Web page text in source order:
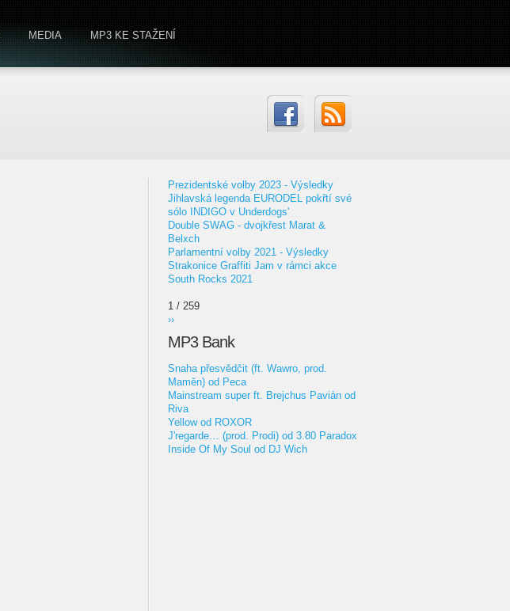
MEDIA MP3 KE STAŽENÍ
Prezidentské volby 2023 - Výsledky
Jihlavská legenda EURODEL pokřtí své
sólo INDIGO v Underdogs'
Double SWAG - dvojkřest Marat &
Belxch
Parlamentní volby 2021 - Výsledky
Strakonice Graffiti Jam v rámci akce
South Rocks 2021
1 / 259
››
MP3 Bank
Snaha přesvědčit (ft. Wawro, prod.
Maměn) od Peca
Mainstream super ft. Brejchus Pavián od
Riva
Yellow od ROXOR
J'regarde… (prod. Prodi) od 3.80 Paradox
Inside Of My Soul od DJ Wich